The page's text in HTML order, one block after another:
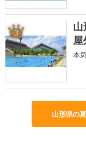
3
山
屋
本
山形県の